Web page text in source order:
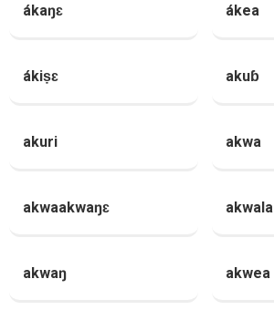
ákaŋɛ ákea
ákiṣɛ akuɓ
akuri akwa
akwaakwaŋɛ akwala
akwaŋ akwea